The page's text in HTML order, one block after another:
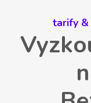
tarify &